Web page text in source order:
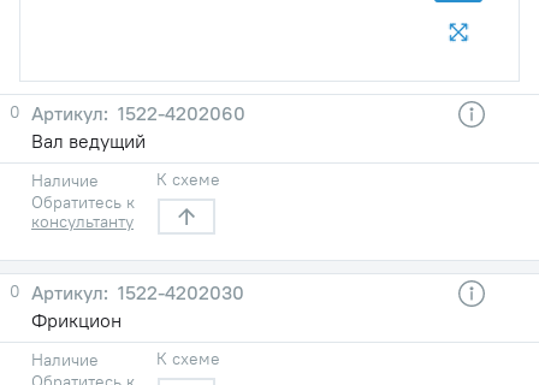
0
1522-4202060
Вал ведущий
Наличие
Обратитесь к
консультанту
К схеме
0
1522-4202030
Фрикцион
Наличие
К схеме